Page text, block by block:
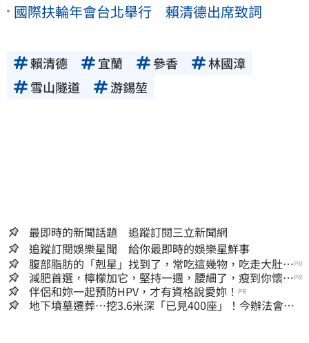
國際扶輪年會台北舉行 賴清德出席致詞
賴清德 宜蘭 參香
林國漳
雪山隧道
游錫堃
最即時的新聞話題 追蹤訂閱三立新聞網
追蹤訂閱娛樂星聞 給你最即時的娛樂星鮮事
腹部脂肪的「剋星」找到了，常吃這幾物，吃走大肚
囊，瘦出小蠻腰
PR
減肥首選，檸檬加它，堅持一週，腰細了，瘦到你懷疑
人生
PR
伴侶和妳一起預防HPV，才有資格說愛妳！ PR
地下墳墓遷葬…挖3.6米深「已見400座」！今辦法會安